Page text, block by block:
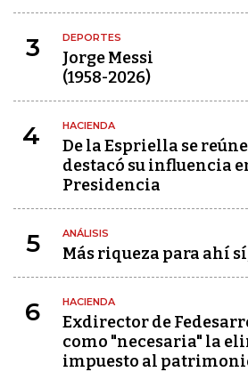
3 DEPORTES
Jorge Messi
(1958-2026)
4 HACIENDA
De la Espriella se
destacó su influencia
Presidencia
5 ANÁLISIS
Más riqueza para ahí
6 HACIENDA
Exdirector de
como "necesaria" la
impuesto al